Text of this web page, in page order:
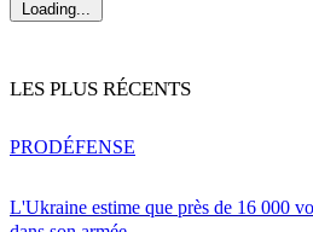
Loading...
LES PLUS RÉCENTS
L'Ukraine estime que près de 16 000
PRODÉFENSE